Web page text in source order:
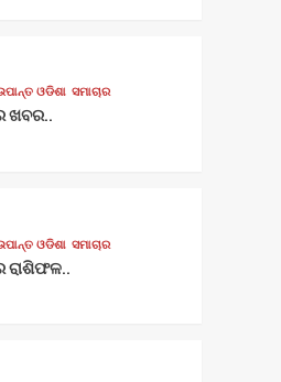
ଓଡିଶା ସମାଚାର
ଖବର..
ଓଡିଶା ସମାଚାର